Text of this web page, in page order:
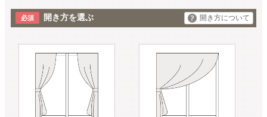
開き方を選ぶ 開き方について